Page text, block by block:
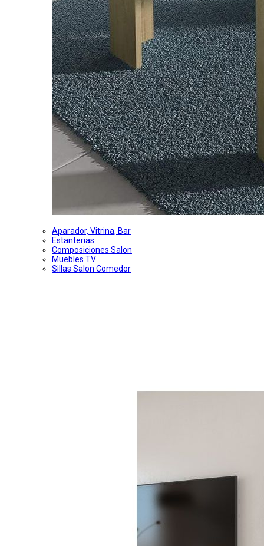
Aparador, Vitrina, Bar
Estanterias
Composiciones Salon
Muebles TV
Sillas Salon Comedor